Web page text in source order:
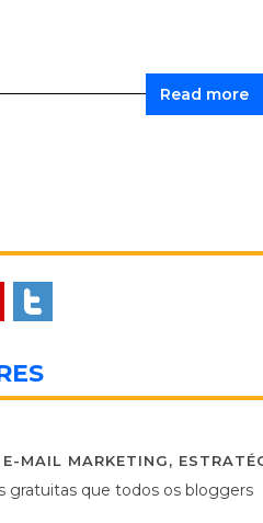
Read more
E-MAIL MARKETING,
gratuitas que todos os bloggers